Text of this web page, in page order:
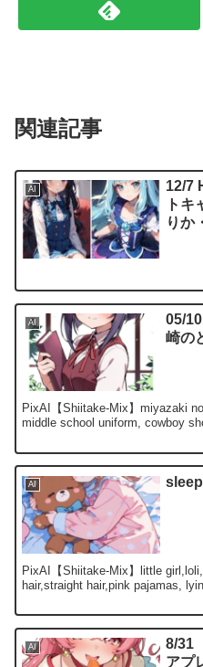
関連記事
AI
12/7
トキ
りか
AI
05/
崎の
PixAI【Shiitake-Mix】miyazaki
middle school uniform, cowboy
AI
PixAI【Shiitake-Mix】little
hair,straight hair,pink pajamas,
AI
8/31
アプ